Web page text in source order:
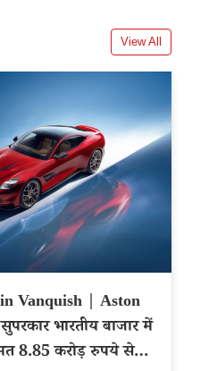
View All
| Aston
भारतीय बाजार में
8.85 करोड़ रुपये से